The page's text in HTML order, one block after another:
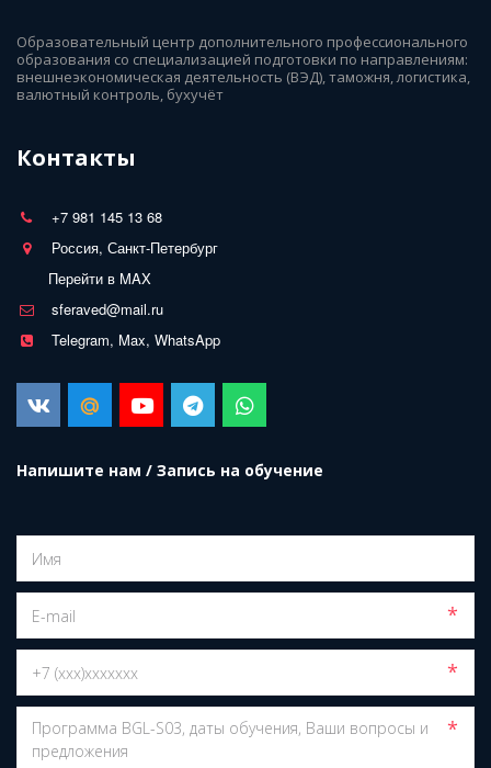
Образовательный центр дополнительного профессионального
образования со специализацией подготовки по направлениям:
внешнеэкономическая деятельность (ВЭД), таможня, логистика,
валютный контроль, бухучёт
Контакты
+7 981 145 13 68
Россия, Санкт-Петербург
Перейти в MAX
sferaved@mail.ru
Telegram, Max, WhatsApp
Напишите нам / Запись на обучение
*
*
*